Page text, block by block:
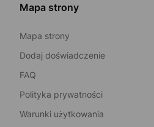
Mapa strony
Mapa strony
Dodaj doświadczenie
FAQ
Polityka prywatności
Warunki użytkowania